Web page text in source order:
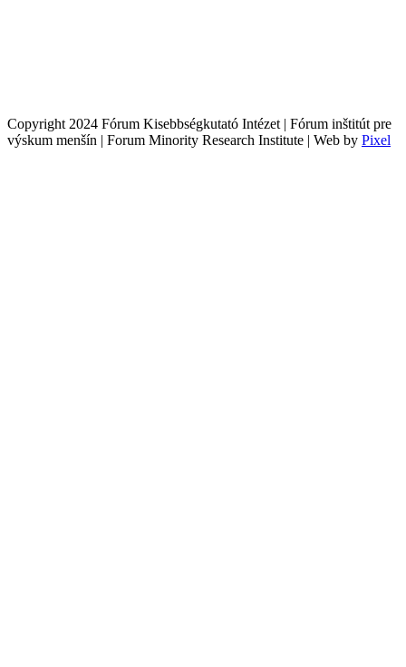
Copyright 2024 Fórum Kisebbségkutató Intézet | Fórum inštitút pre
výskum menšín | Forum Minority Research Institute | Web by Pixel